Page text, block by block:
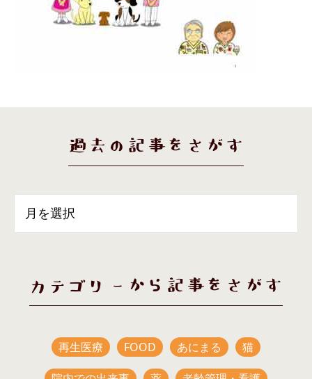
過去の記事をさがす
カテゴリーから記事をさがす
再生医療 FOOD あにまる 猫